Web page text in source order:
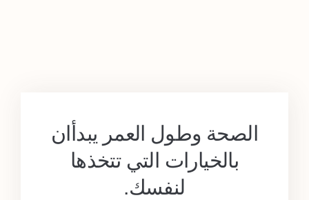
الصحة وطول العمر يبدأان
بالخيارات التي تتخذها
لنفسك.